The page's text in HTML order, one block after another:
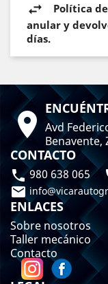
Política
anular y
días.
 Avd
Benavente,
CONTACTO
980 638 065

ENLACES
Sobre nosotros
Taller mecánico
Contacto